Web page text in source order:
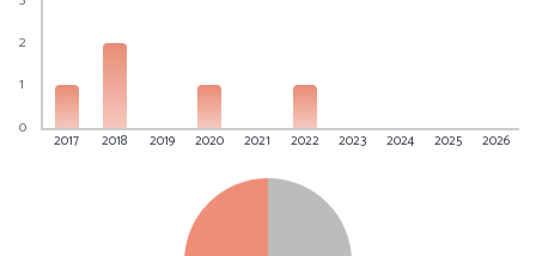
0
1
2
2017 2018 2019 2020 2021 2022 2023 2024 2025 2026